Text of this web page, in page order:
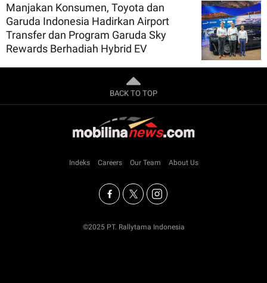
Manjakan Konsumen, Toyota dan
Garuda Indonesia Hadirkan Airport
Transfer dan Program Garuda Sky
Rewards Berhadiah Hybrid EV
BACK TO TOP
Indeks Careers Our Team About Us
©2025 PT. Rallytama Indonesia